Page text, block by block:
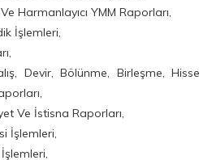
Harmanlayıcı YMM Raporları,
İşlemleri,
Devir, Bölünme, Birleşme, Hisse
Ve İstisna Raporları,
İşlemleri,